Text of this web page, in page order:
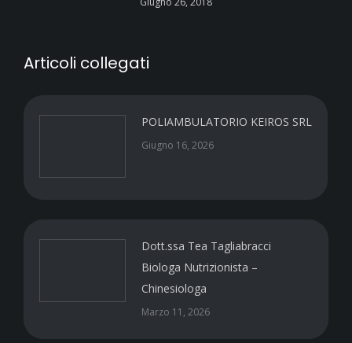
Articoli collegati
POLIAMBULATORIO KEIROS SRL
Giugno 16, 2026
Dott.ssa Tea Tagliabracci
Biologa Nutrizionista –
Chinesiologa
Marzo 11, 2026